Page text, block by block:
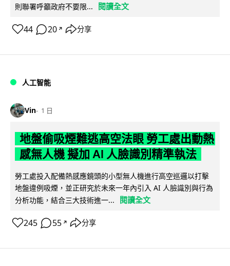
則聯署呼籲政府不要限...
閱讀全文
44 20 ↗ 分享
人工智能
Vin 1 日
地盤偷吸煙難逃高空法眼 勞工處出動熱
感無人機 擬加 AI 人臉識別精準執法
勞工處投入配備熱感應鏡頭的小型無人機進行高空巡邏以打擊
地盤違例吸煙，並正研究於未來一年內引入 AI 人臉識別與行為
分析功能，結合三大技術進一...
閱讀全文
245 55 ↗ 分享